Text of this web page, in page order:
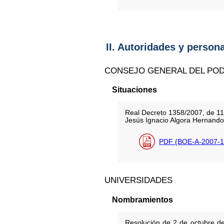
II. Autoridades y
CONSEJO GENERAL DEL
Situaciones
Real Decreto 1358/2007, de
Jesús Ignacio Algora
PDF (BOE-A-2007-
UNIVERSIDADES
Nombramientos
Resolución de 2 de octubre